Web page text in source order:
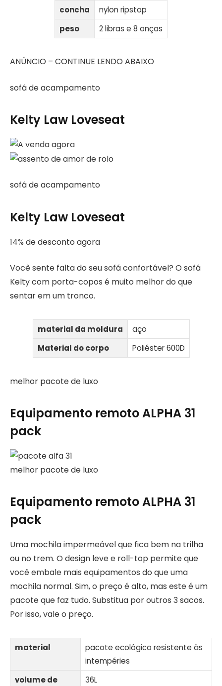
concha
nylon ripstop
peso
2 libras e 8 onças
ANÚNCIO – CONTINUE LENDO ABAIXO
sofá de acampamento
Kelty Law Loveseat
sofá de acampamento
Kelty Law Loveseat
14% de desconto agora
Você sente falta do seu sofá confortável? O sofá
Kelty com porta-copos é muito melhor do que
sentar em um tronco.
material da moldura
aço
Material do corpo
Poliéster 600D
melhor pacote de luxo
Equipamento remoto ALPHA 31
pack
melhor pacote de luxo
Equipamento remoto ALPHA 31
pack
Uma mochila impermeável que fica bem na trilha
ou no trem. O design leve e roll-top permite que
você embale mais equipamentos do que uma
mochila normal. Sim, o preço é alto, mas este é um
pacote que faz tudo. Substitua por outros 3 sacos.
Por isso, vale o preço.
material
pacote ecológico resistente às
intempéries
volume de
36L